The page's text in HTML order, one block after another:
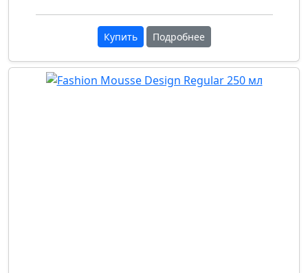
Купить Подробнее